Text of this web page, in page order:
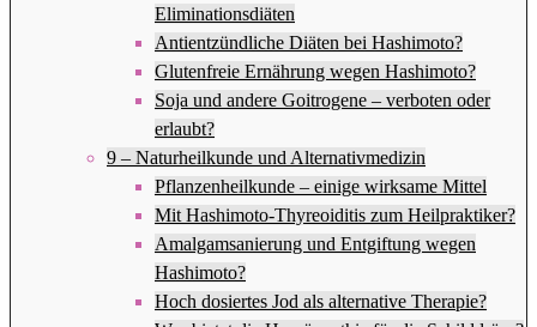
Eliminationsdiäten
Antientzündliche Diäten bei Hashimoto?
Glutenfreie Ernährung wegen Hashimoto?
Soja und andere Goitrogene – verboten oder
erlaubt?
9 – Naturheilkunde und Alternativmedizin
Pflanzenheilkunde – einige wirksame Mittel
Mit Hashimoto-Thyreoiditis zum Heilpraktiker?
Amalgamsanierung und Entgiftung wegen
Hashimoto?
Hoch dosiertes Jod als alternative Therapie?